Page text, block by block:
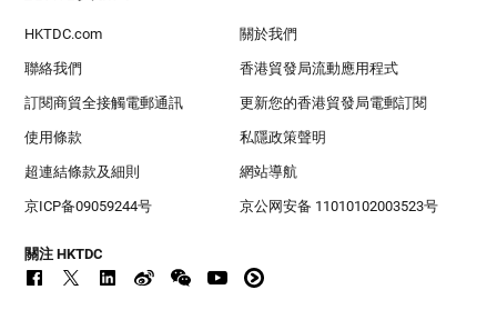
HKTDC.com 關於我們
聯絡我們 香港貿發局流動應用程式
訂閱商貿全接觸電郵通訊 更新您的香港貿發局電郵訂閱
使用條款 私隱政策聲明
超連結條款及細則 網站導航
京ICP备09059244号 京公网安备 11010102003523号
關注 HKTDC